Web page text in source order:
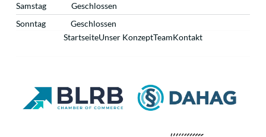
Samstag
Geschlossen
Sonntag
Geschlossen
StartseiteUnser KonzeptTeamKontakt